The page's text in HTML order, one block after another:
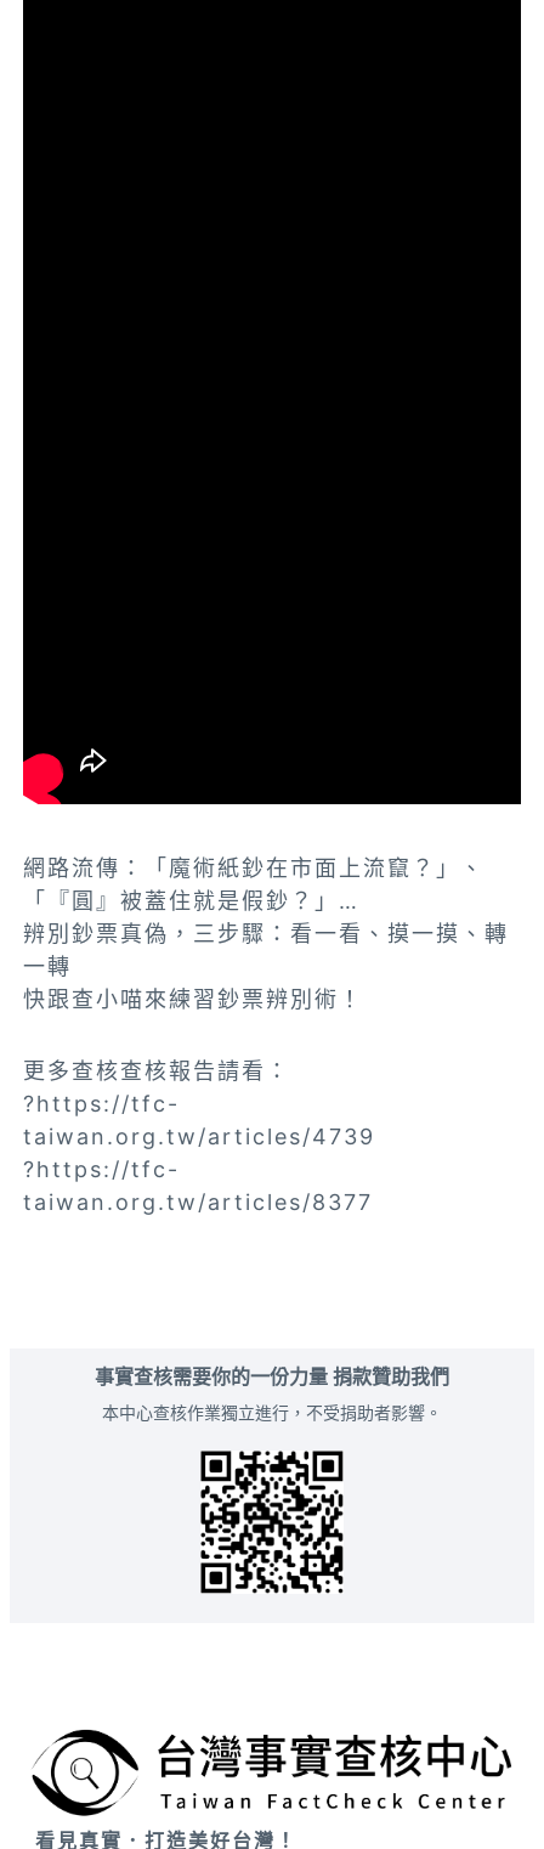
網路流傳：「魔術紙鈔在市面上流竄？」、
「『圓』被蓋住就是假鈔？」…
辨別鈔票真偽，三步驟：看一看、摸一摸、轉
一轉
快跟查小喵來練習鈔票辨別術！
更多查核查核報告請看：
?https://tfc-
taiwan.org.tw/articles/4739
?https://tfc-
taiwan.org.tw/articles/8377
事實查核需要你的一份力量 捐款贊助我們
本中心查核作業獨立進行，不受捐助者影響。
看見真實．打造美好台灣！